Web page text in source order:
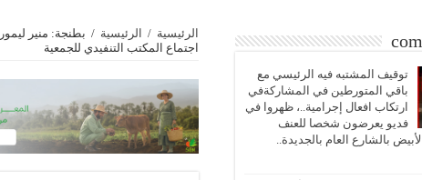
الرئيسية / الرئيسية / بطنجة: منير
اجتماع المكتب التنفيدي للجمعية
توقيف المشتبه فيه الرئيسي مع
باقي المتورطين في المشاركةفي
ارتكاب افعال إجرامية..، ظهروا في
فديو يعرضون شخصا للعنف
بالشارع العام بالجديدة..